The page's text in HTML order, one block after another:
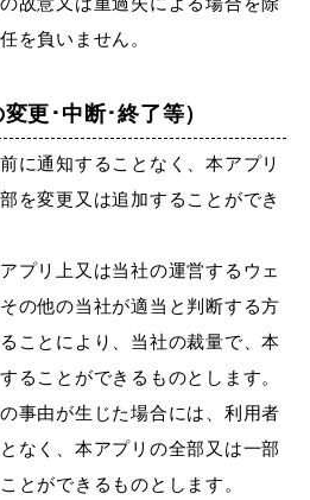
を負いません。
更･中断･終了等）
に通知することなく、本アプリ
を変更又は追加することができ
プリ上又は当社の運営するウェ
の他の当社が適当と判断する方
ことにより、当社の裁量で、本
ることができるものとします。
事由が生じた場合には、利用者
なく、本アプリの全部又は一部
とができるものとします。